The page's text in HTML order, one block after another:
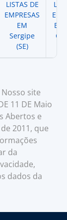
LISTAS DE
EMPRESAS
EM
Sergipe
(SE)
EM
site
11 DE Maio
Abertos e
2011, que
da
dados da